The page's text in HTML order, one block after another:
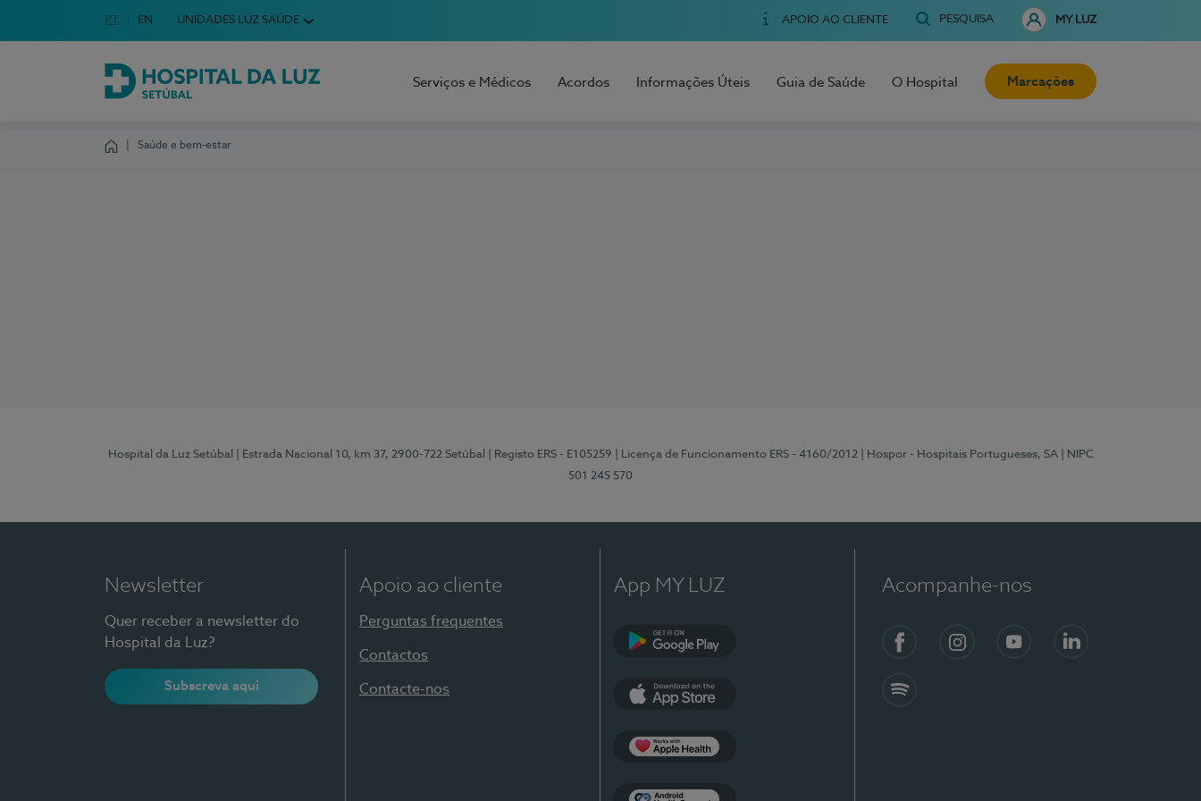
Escolha o seu idioma
Idioma em Português
PT English Language
EN UNIDADES LUZ SAÚDE APOIO AO CLIENTE PESQUISA MY LUZ
Hospital da Luz Setúbal
Serviços e Médicos Acordos Informações Úteis Guia de Saúde O Hospital Marcações
Saúde e bem-estar
Hospital da Luz Setúbal | Estrada Nacional 10, km 37, 2900-722 Setúbal | Registo ERS - E105259 | Licença de Funcionamento ERS - 4160/2012 | Hospor - Hospitais Portugueses, SA
| NIPC
501 245 570
Newsletter
Quer receber a newsletter do
Hospital da Luz?
Subscreva aqui
Apoio ao cliente
Perguntas frequentes
Contactos
Contacte-nos
App MY LUZ Acompanhe-nos